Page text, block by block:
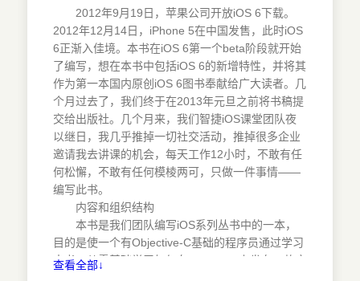
2.2 基于故事板的HelloWorld工程
2.2.1 使用故事板重构HelloWorld
2.2.2 nib、xib与故事板
2.2.3 故事板中的Scene和Segue
2.3 应用生命周期
2.3.1 非运行状态--应用启动场景
2.3.2 点击Home键--应用退出场景
2.3.3 挂起重新运行场景
2.3.4 内存清除--应用终止场景
2.4 视图生命周期
2.4.1 视图生命周期与视图控制器关系
2.4.2 iOS 6 UI状态保持和恢复
2.5 设置产品属性
2.5.1 Xcode中的Project和Target
2.5.2 设置常用的产品属性
2.6 iOS API简介
2012年9月19日，苹果公司开放iOS 6下载。
2012年12月14日，iPhone 5在中国发售，此时iOS
6正渐入佳境。本书在iOS 6第一个beta阶段就开始
了编写，想在本书中包括iOS 6的新增特性，并将其
作为第一本国内原创iOS 6图书奉献给广大读者。几
个月过去了，我们终于在2013年元旦之前将书稿提
交给出版社。几个月来，我们智捷iOS课堂团队夜
以继日，我几乎推掉一切社交活动，推掉很多企业
邀请我去讲课的机会，每天工作12小时，不敢有任
何松懈，不敢有任何模棱两可，只做一件事情——
编写此书。
内容和组织结构
本书是我们团队编写iOS系列丛书中的一本，
目的是使一个有Objective-C基础的程序员通过学习
本书，从零基础学习如何在App Store上发布一款应
查看全部↓